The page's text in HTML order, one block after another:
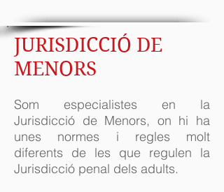
JURISDICCIÓ DE
MENORS
Som especialistes en la
Jurisdicció de Menors, on hi ha
unes normes i regles molt
diferents de les que regulen la
Jurisdicció penal dels adults.